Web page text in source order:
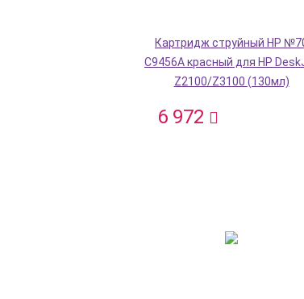
Картридж струйный HP
C9456A красный для HP
Z2100/Z3100 (130мл)
6 972